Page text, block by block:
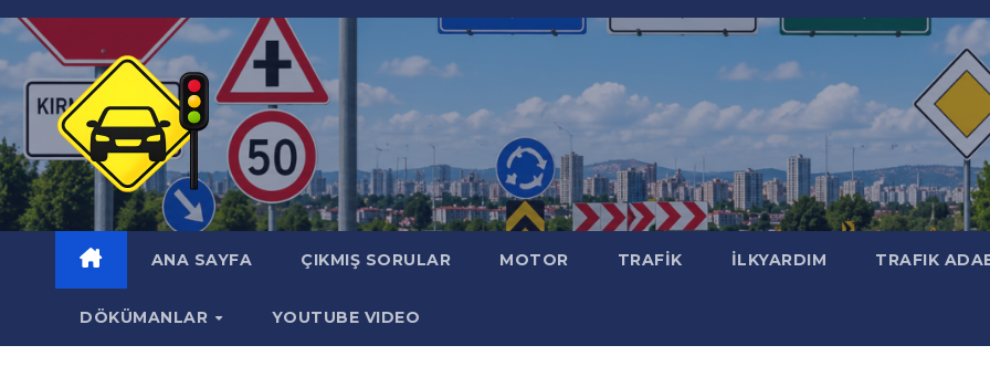
Skip
content
ANA SAYFA ÇIKMIŞ SORULAR MOTOR TRAFİK İLKYARDIM TRAFIK
DÖKÜMANLAR YOUTUBE VIDEO